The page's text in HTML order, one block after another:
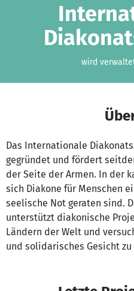
wird
Das Internationale
gegründet und fördert
der Seite der Armen. In der
sich Diakone für Menschen
seelische Not geraten sind.
unterstützt diakonische
Ländern der Welt und
und solidarisches Gesicht zu